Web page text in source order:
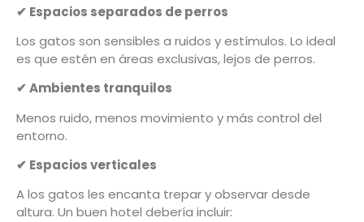
✔ Espacios separados de perros
Los gatos son sensibles a ruidos y estímulos. Lo ideal
es que estén en áreas exclusivas, lejos de perros.
✔Ambientes tranquilos
Menos ruido, menos movimiento y más control del
entorno.
✔ Espacios verticales
A los gatos les encanta trepar y observar desde
altura. Un buen hotel debería incluir: